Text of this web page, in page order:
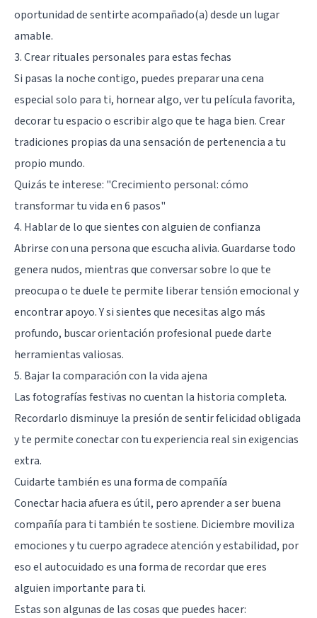
oportunidad de sentirte acompañado(a) desde un lugar
amable.
3. Crear rituales personales para estas fechas
Si pasas la noche contigo, puedes preparar una cena
especial solo para ti, hornear algo, ver tu película favorita,
decorar tu espacio o escribir algo que te haga bien. Crear
tradiciones propias da una sensación de pertenencia a tu
propio mundo.
Quizás te interese: "Crecimiento personal: cómo
transformar tu vida en 6 pasos"
4. Hablar de lo que sientes con alguien de confianza
Abrirse con una persona que escucha alivia. Guardarse todo
genera nudos, mientras que conversar sobre lo que te
preocupa o te duele te permite liberar tensión emocional y
encontrar apoyo. Y si sientes que necesitas algo más
profundo, buscar orientación profesional puede darte
herramientas valiosas.
5. Bajar la comparación con la vida ajena
Las fotografías festivas no cuentan la historia completa.
Recordarlo disminuye la presión de sentir felicidad obligada
y te permite conectar con tu experiencia real sin exigencias
extra.
Cuidarte también es una forma de compañía
Conectar hacia afuera es útil, pero aprender a ser buena
compañía para ti también te sostiene. Diciembre moviliza
emociones y tu cuerpo agradece atención y estabilidad, por
eso el autocuidado es una forma de recordar que eres
alguien importante para ti.
Estas son algunas de las cosas que puedes hacer: